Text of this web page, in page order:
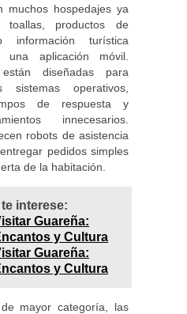
muchos hospedajes ya
toallas, productos de
información turística
una aplicación móvil.
diseñadas para
operativos,
de respuesta y
innecesarios.
robots de asistencia
pedidos simples
de la habitación.
interese:
Guareña:
y Cultura
Guareña:
y Cultura
mayor categoría, las